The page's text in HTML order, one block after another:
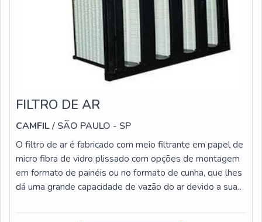
FILTRO DE AR
CAMFIL/ SÃO PAULO - SP
O filtro de ar é fabricado com meio filtrante em papel de
micro fibra de vidro plissado com opções de montagem
em formato de painéis ou no formato de cunha, que lhes
dá uma grande capacidade de vazão do ar devido a sua
SOBRE O PRODUTOAlém disso, os filtros são